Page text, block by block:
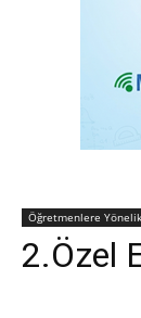
Öğretmenlere
2.Özel